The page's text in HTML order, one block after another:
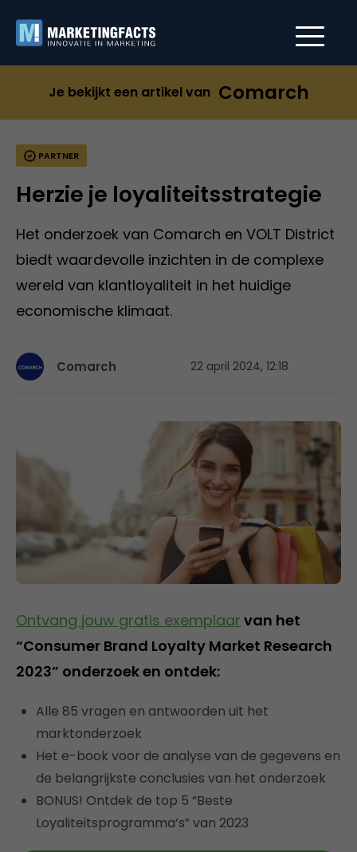
Je bekijkt een artikel van Comarch
PARTNER
Herzie je loyaliteitsstrategie
Het onderzoek van Comarch en VOLT District
biedt waardevolle inzichten in de complexe
wereld van klantloyaliteit in het huidige
economische klimaat.
Comarch 22 april 2024, 12:18
Ontvang jouw gratis exemplaar van het
“Consumer Brand Loyalty Market Research
2023” onderzoek en ontdek:
Alle 85 vragen en antwoorden uit het
marktonderzoek
Het e-book voor de analyse van de gegevens en
de belangrijkste conclusies van het onderzoek
BONUS! Ontdek de top 5 “Beste
Loyaliteitsprogramma’s” van 2023